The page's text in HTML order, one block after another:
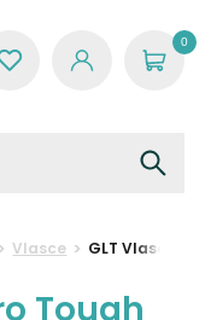
0
Vlasce GLT Vlasec
Tough